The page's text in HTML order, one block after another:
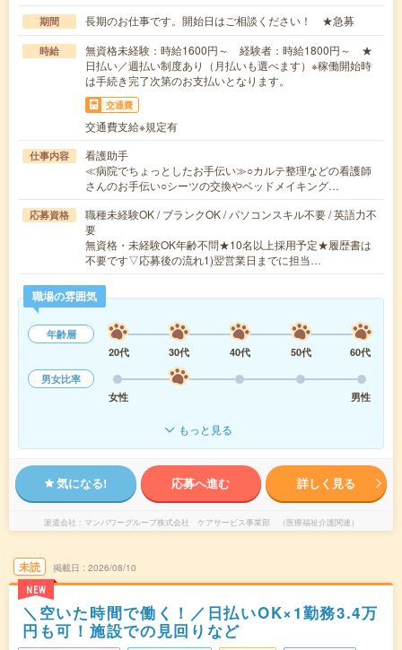
期間 長期のお仕事です。開始日はご相談ください！ ★急募
時給
無資格未経験：時給1600円～ 経験者：時給1800円～ ★
日払い／週払い制度あり（月払いも選べます）※稼働開始時
は手続き完了次第のお支払いとなります。
交通費
交通費支給※規定有
仕事内容
看護助手
≪病院でちょっとしたお手伝い≫○カルテ整理などの看護師
さんのお手伝い○シーツの交換やベッドメイキング…
応募資格
職種未経験OK / ブランクOK / パソコンスキル不要 / 英語力不
要
無資格・未経験OK年齢不問★10名以上採用予定★履歴書は
不要です▽応募後の流れ1)翌営業日までに担当…
職場の雰囲気
年齢層
20代
30代 40代 50代
60代
男女比率
女性
男性
もっと見る
気になる! 応募へ進む 詳しく見る
派遣会社 マンパワーグループ株式会社 ケアサービス事業部 （医療福祉介護関連）
未読
NEW
掲載日 2026/08/10
＼空いた時間で働く！／日払いOK×1勤務3.4万
円も可！施設での見回りなど